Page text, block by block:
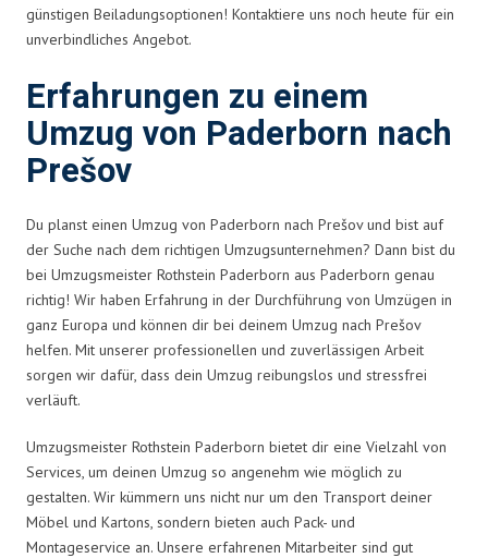
günstigen Beiladungsoptionen! Kontaktiere uns noch heute für ein
unverbindliches Angebot.
Erfahrungen zu einem
Umzug von Paderborn nach
Prešov
Du planst einen Umzug von Paderborn nach Prešov und bist auf
der Suche nach dem richtigen Umzugsunternehmen? Dann bist du
bei Umzugsmeister Rothstein Paderborn aus Paderborn genau
richtig! Wir haben Erfahrung in der Durchführung von Umzügen in
ganz Europa und können dir bei deinem Umzug nach Prešov
helfen. Mit unserer professionellen und zuverlässigen Arbeit
sorgen wir dafür, dass dein Umzug reibungslos und stressfrei
verläuft.
Umzugsmeister Rothstein Paderborn bietet dir eine Vielzahl von
Services, um deinen Umzug so angenehm wie möglich zu
gestalten. Wir kümmern uns nicht nur um den Transport deiner
Möbel und Kartons, sondern bieten auch Pack- und
Montageservice an. Unsere erfahrenen Mitarbeiter sind gut